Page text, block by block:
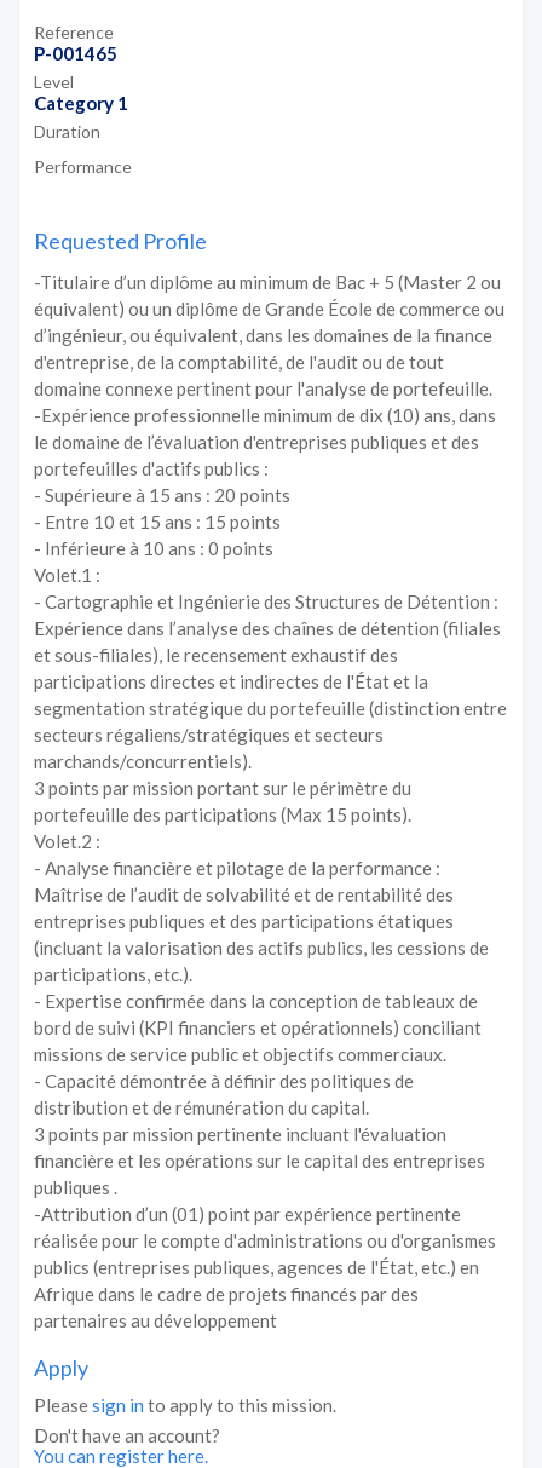
Reference
P-001465
Level
Category 1
Duration
Performance
Requested Profile
-Titulaire d’un diplôme au minimum de Bac + 5 (Master 2 ou
équivalent) ou un diplôme de Grande École de commerce ou
d’ingénieur, ou équivalent, dans les domaines de la finance
d'entreprise, de la comptabilité, de l'audit ou de tout
domaine connexe pertinent pour l'analyse de portefeuille.
-Expérience professionnelle minimum de dix (10) ans, dans
le domaine de l’évaluation d'entreprises publiques et des
portefeuilles d'actifs publics :
- Supérieure à 15 ans : 20 points
- Entre 10 et 15 ans : 15 points
- Inférieure à 10 ans : 0 points
Volet.1 :
- Cartographie et Ingénierie des Structures de Détention :
Expérience dans l’analyse des chaînes de détention (filiales
et sous-filiales), le recensement exhaustif des
participations directes et indirectes de l'État et la
segmentation stratégique du portefeuille (distinction entre
secteurs régaliens/stratégiques et secteurs
marchands/concurrentiels).
3 points par mission portant sur le périmètre du
portefeuille des participations (Max 15 points).
Volet.2 :
- Analyse financière et pilotage de la performance :
Maîtrise de l’audit de solvabilité et de rentabilité des
entreprises publiques et des participations étatiques
(incluant la valorisation des actifs publics, les cessions de
participations, etc.).
- Expertise confirmée dans la conception de tableaux de
bord de suivi (KPI financiers et opérationnels) conciliant
missions de service public et objectifs commerciaux.
- Capacité démontrée à définir des politiques de
distribution et de rémunération du capital.
3 points par mission pertinente incluant l'évaluation
financière et les opérations sur le capital des entreprises
publiques .
-Attribution d’un (01) point par expérience pertinente
réalisée pour le compte d'administrations ou d'organismes
publics (entreprises publiques, agences de l'État, etc.) en
Afrique dans le cadre de projets financés par des
partenaires au développement
Apply
Pleasesign in to apply to this mission.
Don't have an account?
You can register here.